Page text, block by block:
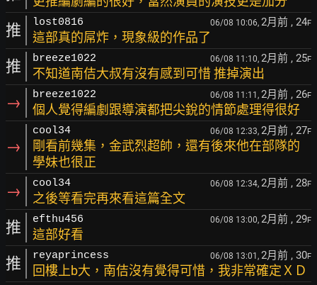
推 lost0816 06/08 10:06, 2月前 , 24F
這部真的屌炸，現象級的作品了
推 breeze1022 06/08 11:10, 2月前 , 25F
不知道南佶大叔有沒有感到可惜 推掉演出
→ breeze1022 06/08 11:11, 2月前 , 26F
個人覺得編劇跟導演都把尖銳的情節處理得很好
→
cool34 06/08 12:33, 2月前 , 27F
剛看前幾集，金武烈超帥，還有後來他在部隊的
學妹也很正
→ cool34 06/08 12:34, 2月前 , 28F
之後等看完再來看這篇全文
推 efthu456 06/08 13:00, 2月前 , 29F
這部好看
推 reyaprincess 06/08 13:01, 2月前 , 30F
回樓上b大，南佶沒有覺得可惜，我非常確定ＸＤ